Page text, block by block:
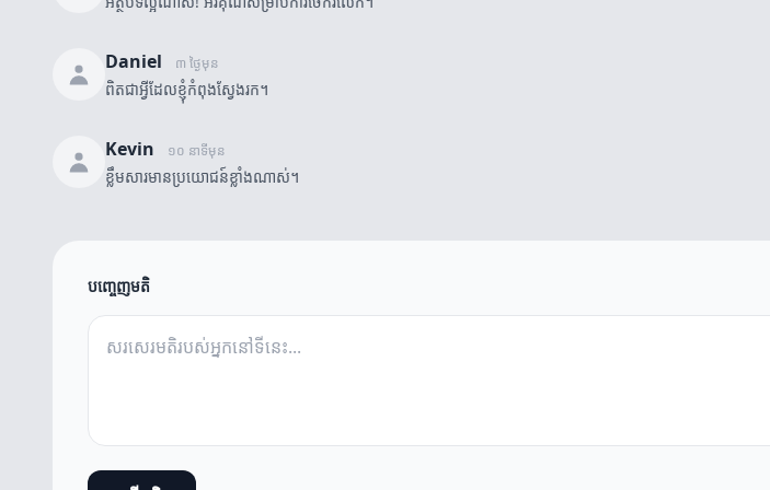
Daniel ៣ ថ្ងៃមុន
ពិតជាអ្វីដែលខ្ញុំកំពុងស្វែងរក។
Kevin ១០ នាទីមុន
ខ្លឹមសារមានប្រយោជន៍ខ្លាំងណាស់។
បញ្ចេញមតិ